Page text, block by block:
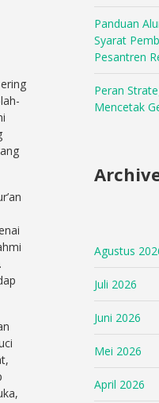
Panduan
Syarat
Pesantren
Peran
Mencetak
Agustus
Juli 2026
Juni 2026
Mei 2026
April 2026